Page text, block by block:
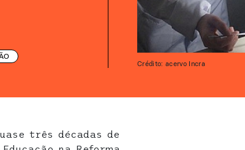
Crédito: acervo Incra
três décadas de